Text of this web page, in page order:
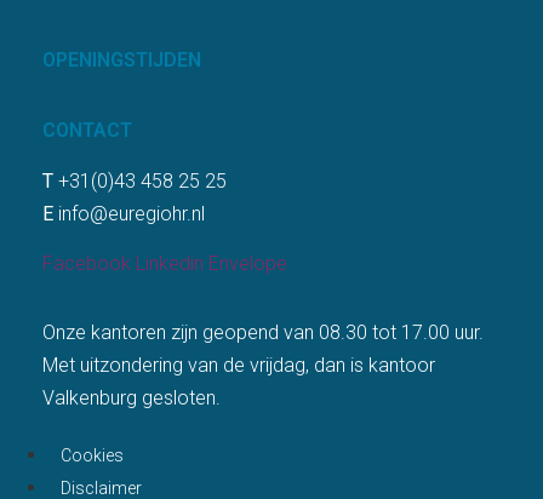
OPENINGSTIJDEN
CONTACT
T +31(0)43 458 25 25
E info@euregiohr.nl
Facebook Linkedin Envelope
Onze kantoren zijn geopend van 08.30 tot 17.00 uur.
Met uitzondering van de vrijdag, dan is kantoor
Valkenburg gesloten.
Cookies
Disclaimer